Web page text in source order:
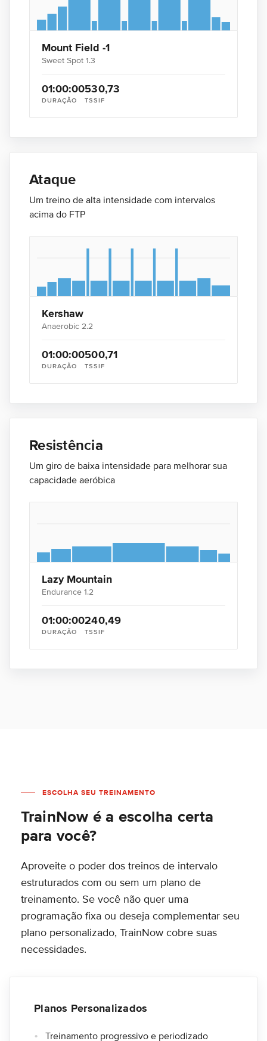
Mount Field -1
Sweet Spot 1.3
DURAÇÃO
01:00:00
TSS
53
IF
0,73
Ataque
Um treino de alta intensidade com intervalos
acima do FTP
Kershaw
Anaerobic 2.2
DURAÇÃO
01:00:00
TSS
50
IF
0,71
Resistência
Um giro de baixa intensidade para melhorar sua
capacidade aeróbica
Lazy Mountain
Endurance 1.2
DURAÇÃO
01:00:00
TSS
24
IF
0,49
ESCOLHA SEU TREINAMENTO
TrainNow é a escolha certa
para você?
Aproveite o poder dos treinos de intervalo
estruturados com ou sem um plano de
treinamento. Se você não quer uma
programação fixa ou deseja complementar seu
plano personalizado, TrainNow cobre suas
necessidades.
Planos Personalizados
Treinamento progressivo e periodizado